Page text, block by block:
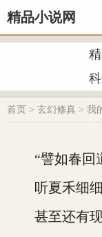
精品小说网
首页 > 玄幻修真 > 我
“譬如春回道
听夏禾细细
甚至还有现